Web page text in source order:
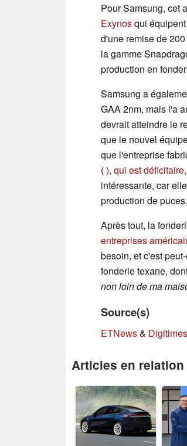
Pour Samsung, cet
Exynosqui
d'une remise de
la gamme
production en
Samsung a
GAA 2nm, mais l'a
devrait atteindre le
que le nouvel
que l'entreprise
(), qui est
intéressante, car
production de puces.
Après tout, la
entreprises
besoin, et c'est
fonderie texane,
non loin de ma
Source(s)
ETNews& Digitimes
Articles en relation